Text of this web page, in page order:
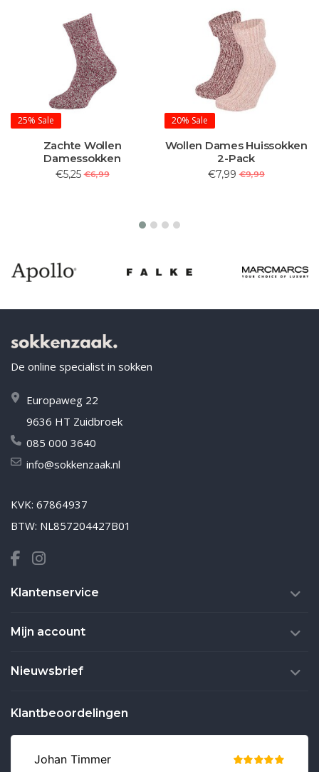
25% Sale
Zachte Wollen
Damessokken
€5,25 €6,99
20% Sale
Wollen Dames Huissokken
2-Pack
€7,99 €9,99
De online specialist in sokken
Europaweg 22
9636 HT Zuidbroek
085 000 3640
info@sokkenzaak.nl
KVK: 67864937
BTW: NL857204427B01
Klantenservice
Mijn account
Nieuwsbrief
Klantbeoordelingen